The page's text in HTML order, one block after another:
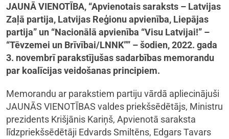
JAUNĀ VIENOTĪBA, “Apvienotais saraksts – Latvijas
Zaļā partija, Latvijas Reģionu apvienība, Liepājas
partija” un “Nacionālā apvienība “Visu Latvijai!” –
“Tēvzemei un Brīvībai/LNNK”” – šodien, 2022. gada
3. novembrī parakstījušas sadarbības memorandu
par koalīcijas veidošanas principiem.
Memorandu ar parakstiem partiju vārdā apliecinājuši
JAUNĀS VIENOTĪBAS valdes priekšsēdētājs, Ministru
prezidents Krišjānis Kariņš, Apvienotā saraksta
līdzpriekšsēdētāji Edvards Smiltēns, Edgars Tavars